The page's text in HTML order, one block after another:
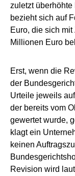
zuletzt überhöhte
bezieht sich auf
Euro, die sich
Millionen Euro
Erst, wenn die
der
Urteile jeweils
der bereits vom
gewertet wurde,
klagt ein
keinen
Revision wird